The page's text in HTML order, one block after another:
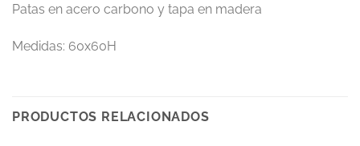
Patas en acero carbono y tapa en madera
Medidas: 60x60H
PRODUCTOS RELACIONADOS